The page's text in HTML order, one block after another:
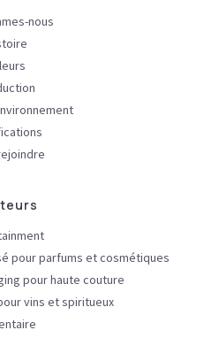
nous
pour parfums et cosmétiques
pour haute couture
vins et spiritueux